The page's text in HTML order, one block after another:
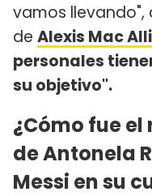
vamos
de Alexis Mac
personales
su objetivo".
¿Cómo fue
de Antonela
Messi en su